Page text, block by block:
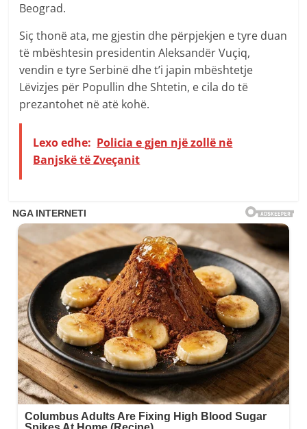
Beograd.
Siç thonë ata, me gjestin dhe përpjekjen e tyre duan
të mbështesin presidentin Aleksandër Vuçiq,
vendin e tyre Serbinë dhe t’i japin mbështetje
Lëvizjes për Popullin dhe Shtetin, e cila do të
prezantohet në atë kohë.
Lexo edhe: Policia e gjen një zollë në
Banjskë të Zveçanit